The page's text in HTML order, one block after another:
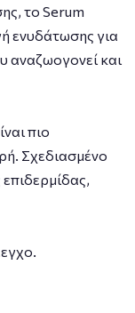
το Serum
ενυδάτωσης για
αναζωογονεί και
πιο
Σχεδιασμένο